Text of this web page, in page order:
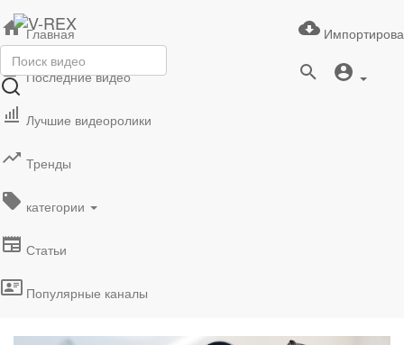
Главная
Последние видео
Лучшие видеоролики
Тренды
категории
Статьи
Популярные каналы